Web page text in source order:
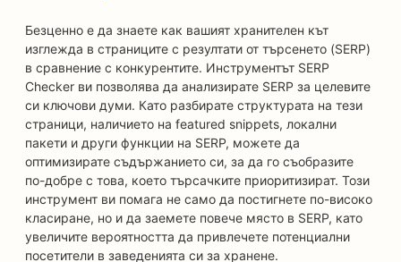
Безценно е да знаете как вашият хранителен кът
изглежда в страниците с резултати от търсенето (SERP)
в сравнение с конкурентите. Инструментът SERP
Checker ви позволява да анализирате SERP за целевите
си ключови думи. Като разбирате структурата на тези
страници, наличието на featured snippets, локални
пакети и други функции на SERP, можете да
оптимизирате съдържанието си, за да го съобразите
по-добре с това, което търсачките приоритизират. Този
инструмент ви помага не само да постигнете по-високо
класиране, но и да заемете повече място в SERP, като
увеличите вероятността да привлечете потенциални
посетители в заведенията си за хранене.